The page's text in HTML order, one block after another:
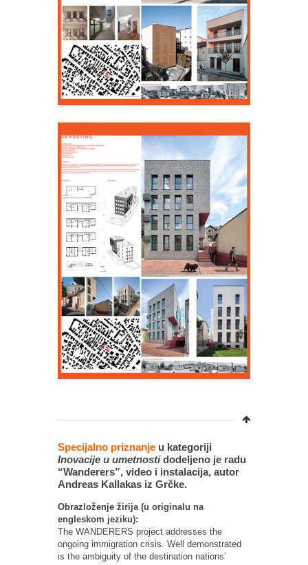
Specijalno priznanje u kategoriji
Inovacije u umetnostidodeljeno je radu
“Wanderers”, video i instalacija, autor
Andreas Kallakas iz Grčke.
Obrazloženje žirija (u originalu na
engleskom jeziku):
The WANDERERS project addresses the
ongoing immigration crisis. Well demonstrated
is the ambiguity of the destination nations’